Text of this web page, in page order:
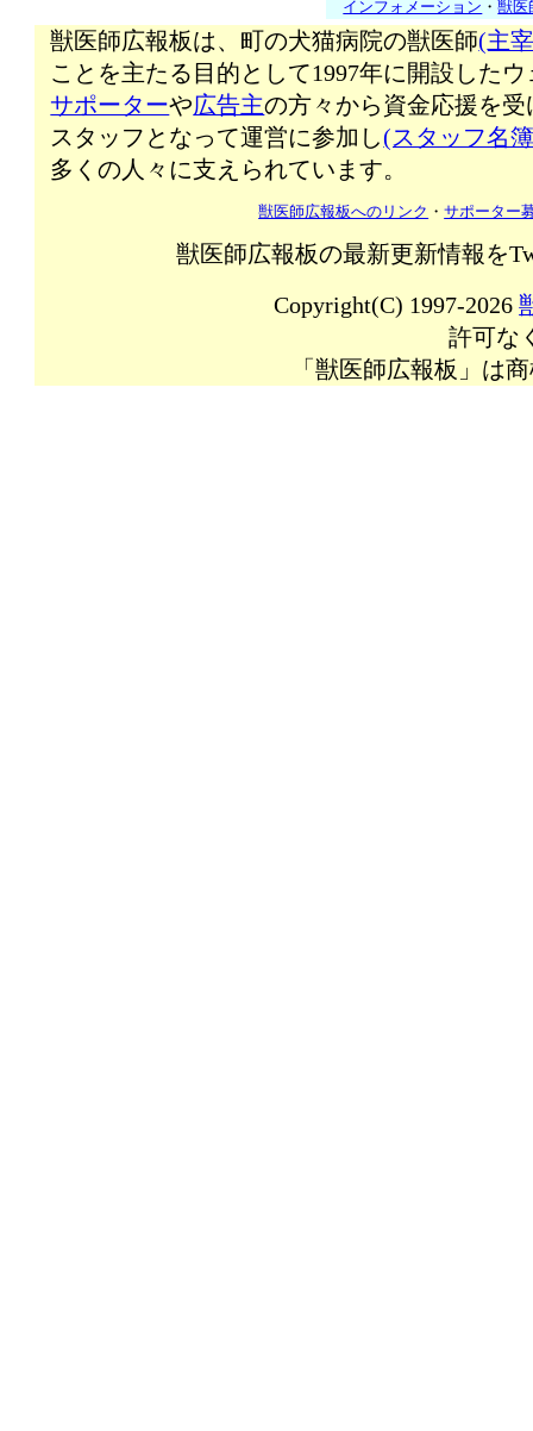
インフォメーション ・獣医
獣医師広報板は、町の犬猫病院の獣医師(主
ことを主たる目的として1997年に開設した
サポーターや広告主の方々から資金応援を受
スタッフとなって運営に参加し(スタッフ名
多くの人々に支えられています。
獣医師広報板へのリンク ・サポーター
獣医師広報板の最新更新情報を
Copyright(C) 1997-2026
許可な
「獣医師広報板」は